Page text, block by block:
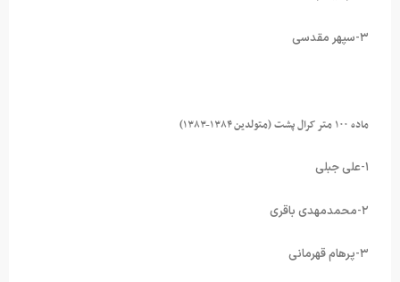
۳-سپهر مقدسی
ماده ۱۰۰ متر کرال پشت (متولدین ۱۳۸۴-۱۳۸۳)
۲-محمدمهدی باقری
۳-پرهام قهرمانی